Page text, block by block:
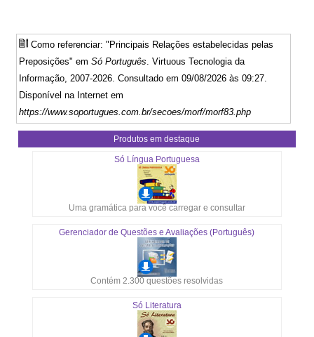
Como referenciar: "Principais Relações estabelecidas pelas
Preposições" emSó Português . Virtuous Tecnologia da
Informação, 2007-2026. Consultado em 09/08/2026 às 09:27.
Disponível na Internet em
https://www.soportugues.com.br/secoes/morf/morf83.php
Produtos em destaque
Só Língua Portuguesa
Uma gramática para você carregar e consultar
Gerenciador de Questões e Avaliações (Português)
Contém 2.300 questões resolvidas
Só Literatura